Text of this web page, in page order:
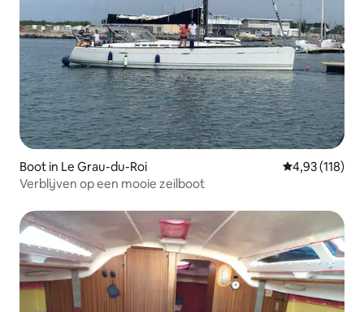
Boot in Le Grau-du-Roi Gemiddelde
4,93 (118)
Verblijven op een mooie zeilboot